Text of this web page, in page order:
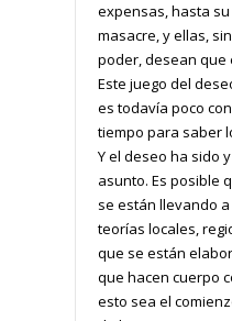
expensas, hasta
masacre, y ellas,
poder, desean que
Este juego del
es todavía poco
tiempo para saber
Y el deseo ha sido
asunto. Es posible
se están llevando
teorías locales,
que se están
que hacen cuerpo
esto sea el